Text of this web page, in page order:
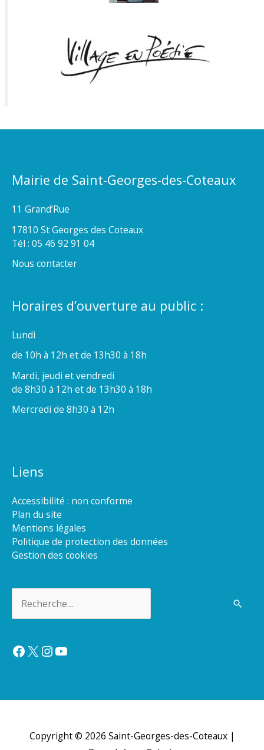
Mairie de Saint-Georges-des-Coteaux
11 Grand’Rue
17810 St Georges des Coteaux
Tél : 05 46 92 91 04
Nous contacter
Horaires d’ouverture au public :
Lundi
de 10h à 12h et de 13h30 à 18h
Mardi, jeudi et vendredi
de 8h30 à 12h et de 13h30 à 18h
Mercredi de 8h30 à 12h
Liens
Accessibilité : non conforme
Plan du site
Mentions légales
Politique de protection des données
Gestion des cookies
Facebook
X Instagram
YouTube
Copyright © 2026 Saint-Georges-des-Coteaux|